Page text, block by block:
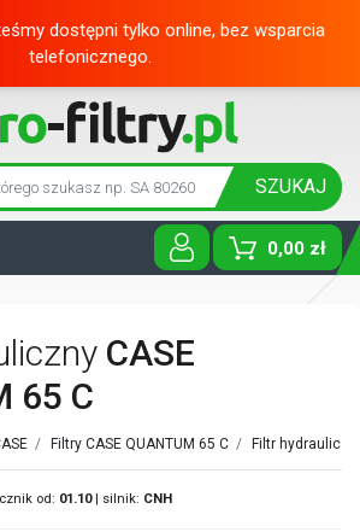
dostępni tylko online, bez wsparcia
telefonicznego.
SZUKAJ
0,00 zł
Toggle
CASE
65 C
/ Filtry CASE QUANTUM 65 C / Filtr
od: 01.10| silnik: CNH